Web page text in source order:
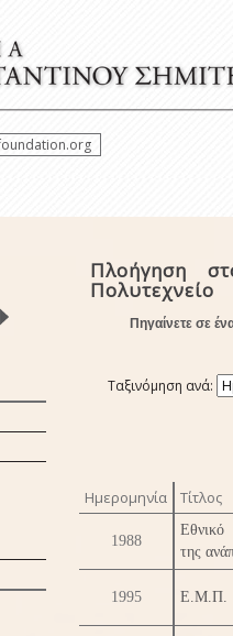
Πλοήγηση
Πολυτεχνείο
Πηγαίνετε σε
Ταξινόμηση ανά:
Ημερομηνία Τίτλος
1988
Εθνικό
της
1995 Ε.Μ.Π. :